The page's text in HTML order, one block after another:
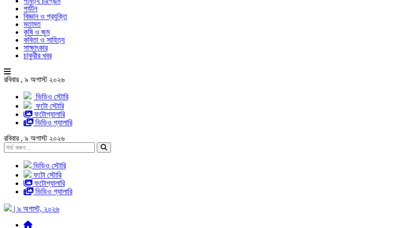
পর্যটন
বিজ্ঞান ও প্রযুক্তি
মতামত
কৃষি ও জুম
কবিতা ও সাহিত্য
সাক্ষাৎকার
চাকুরীর খবর
রবিবার , ৯ অগাস্ট ২০২৬
ভিডিও স্টোরি
ফটো স্টোরি
ফটোগ্যালারি
ভিডিও গ্যালারি
রবিবার , ৯ অগাস্ট ২০২৬
ভিডিও স্টোরি
ফটো স্টোরি
ফটোগ্যালারি
ভিডিও গ্যালারি
| ৯ অগাস্ট, ২০২৬